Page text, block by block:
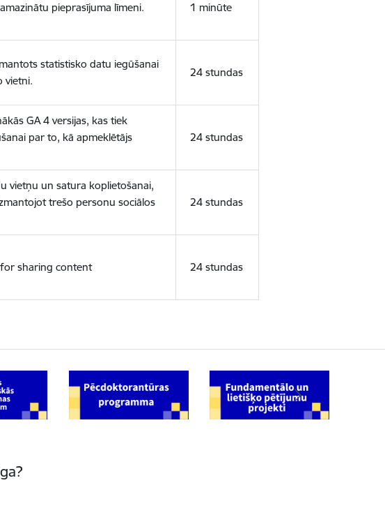
pieprasījuma līmeni. 1 minūte
statistisko datu iegūšanai
vietni.
24 stundas
GA 4 versijas, kas tiek
par to, kā apmeklētājs
24 stundas
vietņu un satura koplietošanai,
trešo personu sociālos
24 stundas
sharing content 24 stundas